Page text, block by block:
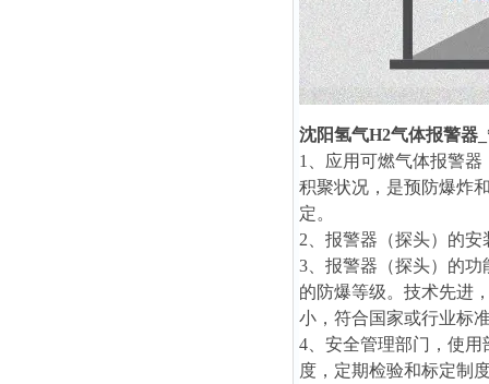
沈阳氢气H2气体报警器
1、应用可燃气体报警
积聚状况，是预防爆炸
定。
2、报警器（探头）的
3、报警器（探头）的
的防爆等级。技术先进
小，符合国家或行业标
4、安全管理部门，使
度，定期检验和标定制